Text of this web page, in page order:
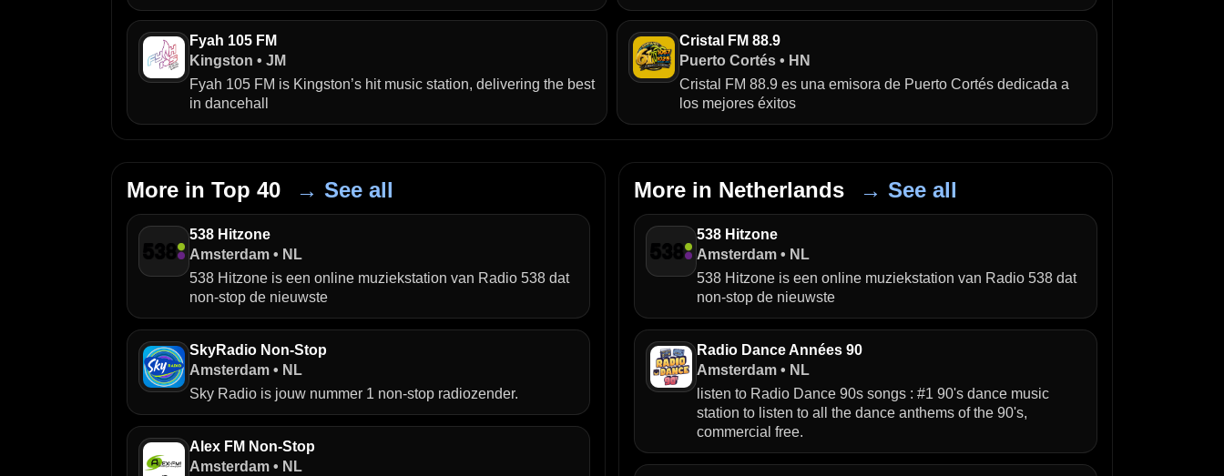
Fyah 105 FM
Kingston • JM
Fyah 105 FM is Kingston’s hit music station, delivering the best
in dancehall
Cristal FM 88.9
Puerto Cortés • HN
Cristal FM 88.9 es una emisora de Puerto Cortés dedicada a
los mejores éxitos
More in Top 40 → See all
538 Hitzone
Amsterdam • NL
538 Hitzone is een online muziekstation van Radio 538 dat
non-stop de nieuwste
SkyRadio Non-Stop
Amsterdam • NL
Sky Radio is jouw nummer 1 non-stop radiozender.
Alex FM Non-Stop
Amsterdam • NL
More in Netherlands → See all
538 Hitzone
Amsterdam • NL
538 Hitzone is een online muziekstation van Radio 538 dat
non-stop de nieuwste
Radio Dance Années 90
Amsterdam • NL
listen to Radio Dance 90s songs : #1 90's dance music
station to listen to all the dance anthems of the 90's,
commercial free.